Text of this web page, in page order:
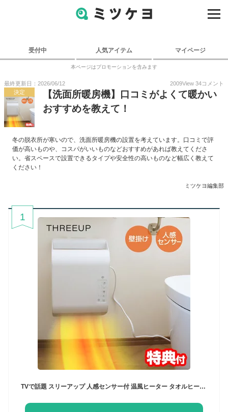
受付中 人気アイテム マイページ
本ページはプロモーションを含みます
最終更新日：2026/06/12 2009View 34コメント
決定
【洗面所暖房機】口コミがよくて暖かい
おすすめを教えて！
冬の脱衣所が寒いので、洗面所暖房機の設置を考えています。口コミで評
価が高いものや、コスパがいいものなどおすすめがあれば教えてくださ
い。省スペースで設置できるタイプや安全性の高いものなど幅広く教えて
ください！
ミツケヨ編集部
1
TVで話題 スリーアップ 人感センサー付 温風ヒーター タオルヒーター 壁掛けヒーター タオルウォーマー CH-T2539 壁掛ヒーター ポカポカ暖ヒート トイレヒーター 脱衣所ヒーター ぽかぽか暖ヒート 壁掛暖房機 壁掛ヒーター 壁掛電気暖房機 ヒートショック 脱衣所ヒーター